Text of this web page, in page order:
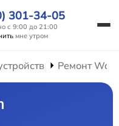
301-34-05
с 9:00 до 21:00
мне утром
Ремонт